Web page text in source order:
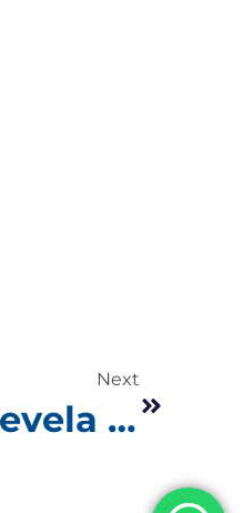
Next
Una Nueva Investigación Revela que el 70% de las Aplicaciones Tienen Fallas de Seguridad de Código Abierto